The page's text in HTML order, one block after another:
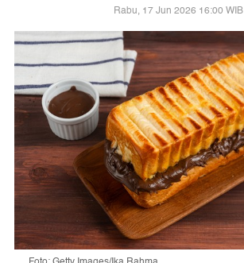
Rabu, 17 Jun 2026 16:00 WIB